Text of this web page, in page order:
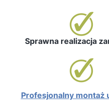
Sprawna realizacja
Profesjonalny montaż